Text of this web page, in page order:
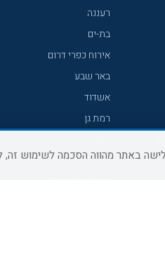
רעננה
בת-ים
אירוח כפרי דרום
באר שבע
אשדוד
רמת גן
עכו